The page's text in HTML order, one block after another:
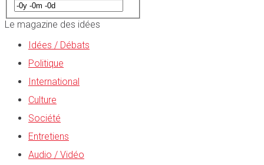
Le magazine des idées
Idées / Débats
Politique
International
Culture
Société
Entretiens
Audio / Vidéo